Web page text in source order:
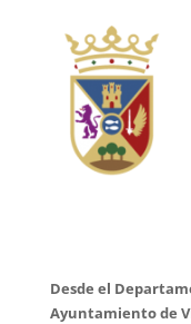
Desde el
Ayuntamiento de